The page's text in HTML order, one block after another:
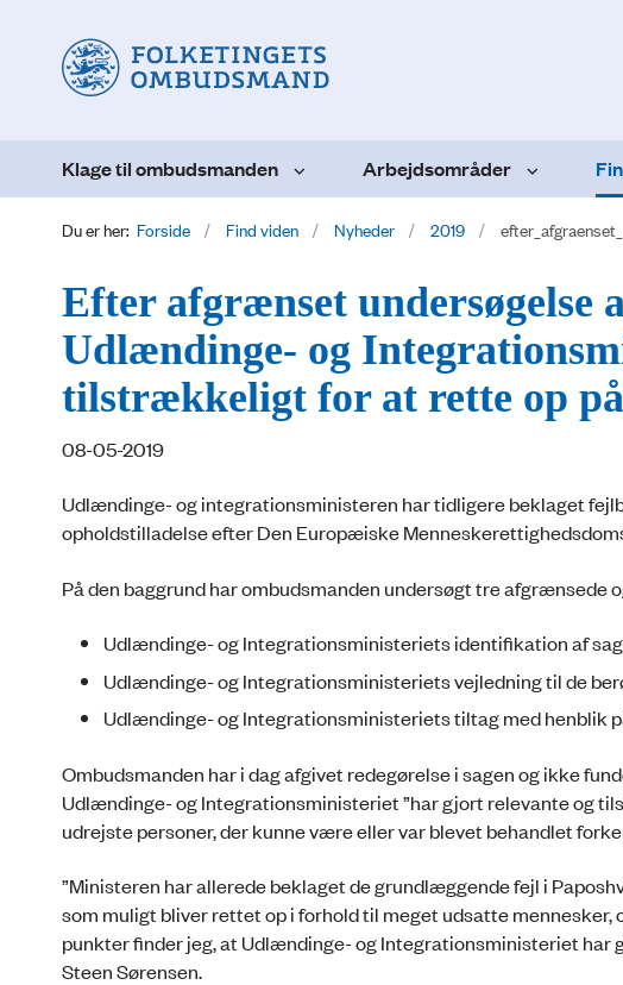
Klage til ombudsmanden Arbejdsområder
Du er her: Forside Find viden Nyheder 2019
Efter afgrænset undersøgelse
Udlændinge- og
tilstrækkeligt for at rette op
08-05-2019
Udlændinge- og integrationsministeren har tidligere beklaget
opholdstilladelse efter Den Europæiske
På den baggrund har ombudsmanden undersøgt tre afgrænsede
Udlændinge- og Integrationsministeriets identifikation af
Udlændinge- og Integrationsministeriets vejledning til de
Udlændinge- og Integrationsministeriets tiltag med henblik
Ombudsmanden har i dag afgivet redegørelse i sagen og ikke
Udlændinge- og Integrationsministeriet ”har gjort relevante og
udrejste personer, der kunne være eller var blevet behandlet
”Ministeren har allerede beklaget de grundlæggende fejl i
som muligt bliver rettet op i forhold til meget udsatte
punkter finder jeg, at Udlændinge- og Integrationsministeriet
Steen Sørensen.